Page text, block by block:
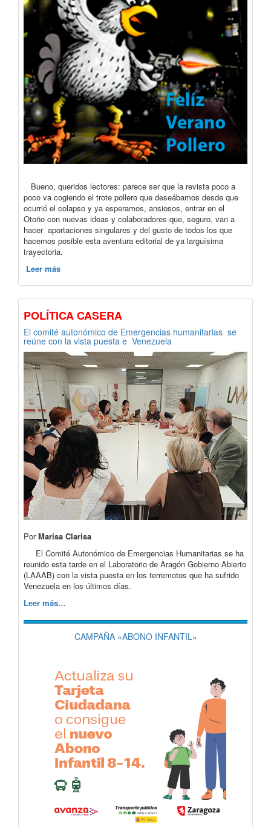
Bueno, queridos lectores: parece ser que la revista poco a
poco va cogiendo el trote pollero que deseábamos desde que
ocurrió el colapso y ya esperamos, ansiosos, entrar en el
Otoño con nuevas ideas y colaboradores que, seguro, van a
hacer aportaciones singulares y del gusto de todos los que
hacemos posible esta aventura editorial de ya larguísima
trayectoria.
Leer más
POLÍTICA CASERA
El comité autonómico de Emergencias humanitarias se
reúne con la vista puesta e Venezuela
PorMarisa Clarisa
El Comité Autonómico de Emergencias Humanitarias se ha
reunido esta tarde en el Laboratorio de Aragón Gobierno Abierto
(LAAAB) con la vista puesta en los terremotos que ha sufrido
Venezuela en los últimos días.
Leer más…
CAMPAÑA «ABONO INFANTIL»